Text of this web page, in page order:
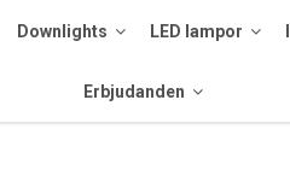
Downlights LED lampor
Erbjudanden